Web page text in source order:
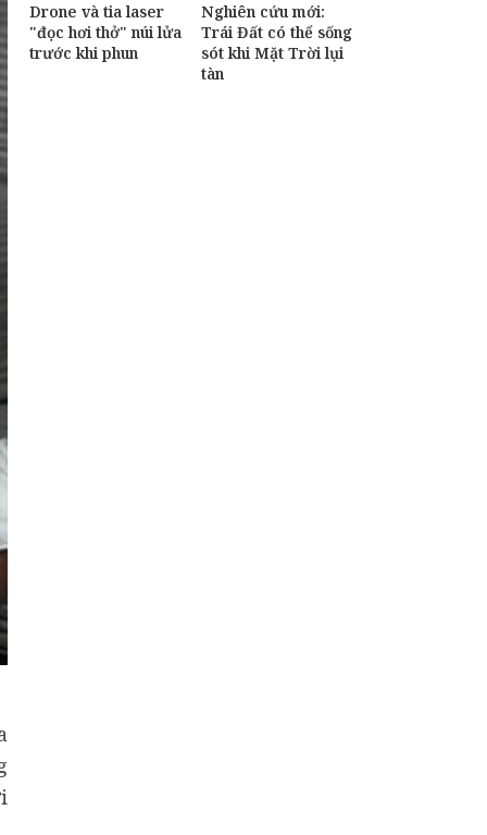
Drone và tia laser
"đọc hơi thở" núi lửa
trước khi phun
Nghiên cứu mới:
Trái Đất có thể sống
sót khi Mặt Trời lụi
tàn